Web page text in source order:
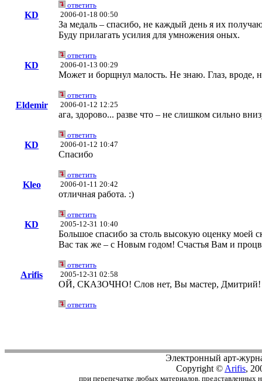
ответить
KD 2006-01-18 00:50
За медаль – спасибо, не каждый день я их
Буду прилагать усилия для умножения оных.
ответить
KD 2006-01-13 00:29
Может и борщнул малость. Не знаю. Глаз, вроде,
ответить
Eldemir 2006-01-12 12:25
ага, здорово... разве что – не слишком сильно
ответить
KD 2006-01-12 10:47
Спасибо
ответить
Kleo 2006-01-11 20:42
отличная работа. :)
ответить
KD 2005-12-31 10:40
Большое спасибо за столь высокую оценку моей
Вас так же – с Новым годом! Счастья Вам и
ответить
Arifis 2005-12-31 02:58
ОЙ, СКАЗОЧНО! Слов нет, Вы мастер,
ответить
Электронный арт-
Copyright © Arifis,
при перепечатке любых материалов, представленных